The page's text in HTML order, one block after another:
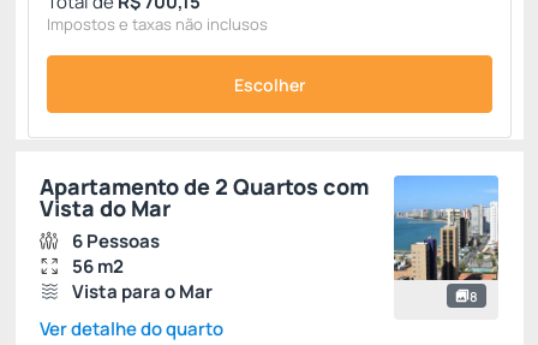
Impostos e taxas não inclusos
Escolher
8
Apartamento de 2 Quartos com
Vista do Mar
6 Pessoas
56 m2
Vista para o Mar
Ver detalhe do quarto